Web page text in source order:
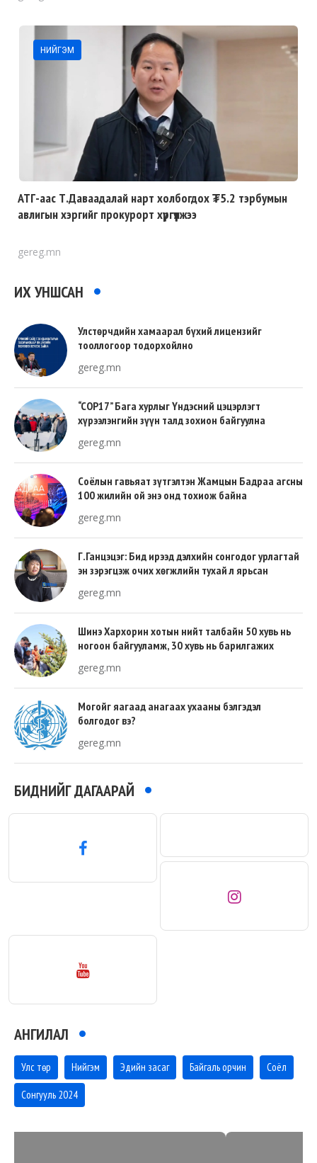
НИЙГЭМ
АТГ-аас Т.Даваадалай нарт холбогдох ₮5.2 тэрбумын
авлигын хэргийг прокурорт хүргүүлжээ
gereg.mn
ИХ УНШСАН
Улстөрчдийн хамаарал бүхий лицензийг
тооллогоор тодорхойлно
gereg.mn
“COP17” Бага хурлыг Үндэсний цэцэрлэгт
хүрээлэнгийн зүүн талд зохион байгуулна
gereg.mn
Соёлын гавьяат зүтгэлтэн Жамцын Бадраа агсны
100 жилийн ой энэ онд тохиож байна
gereg.mn
Г.Ганцэцэг: Бид ирээд дэлхийн сонгодог урлагтай
эн зэрэгцэж очих хөгжлийн тухай л ярьсан
gereg.mn
Шинэ Хархорин хотын нийт талбайн 50 хувь нь
ногоон байгууламж, 30 хувь нь барилгажих
gereg.mn
Могойг яагаад анагаах ухааны бэлгэдэл
болгодог вэ?
gereg.mn
БИДНИЙГ ДАГААРАЙ
АНГИЛАЛ
Улс төр Нийгэм Эдийн засаг Байгаль орчин Соёл
Сонгууль 2024